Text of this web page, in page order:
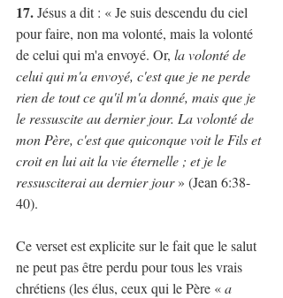
17. Jésus a dit : « Je suis descendu du ciel
pour faire, non ma volonté, mais la volonté
de celui qui m'a envoyé. Or, la volonté de
celui qui m'a envoyé, c'est que je ne perde
rien de tout ce qu'il m'a donné, mais que je
le ressuscite au dernier jour. La volonté de
mon Père, c'est que quiconque voit le Fils et
croit en lui ait la vie éternelle ; et je le
ressusciterai au dernier jour » (Jean 6:38-
40).
Ce verset est explicite sur le fait que le salut
ne peut pas être perdu pour tous les vrais
chrétiens (les élus, ceux qui le Père « a